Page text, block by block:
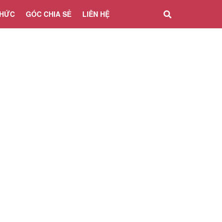
GÓC CHIA SẺ LIÊN HỆ